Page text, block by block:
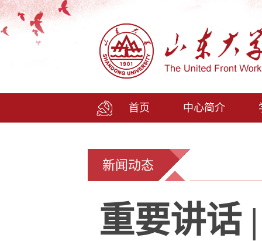
首页 中心简介
新闻动态
重要讲话